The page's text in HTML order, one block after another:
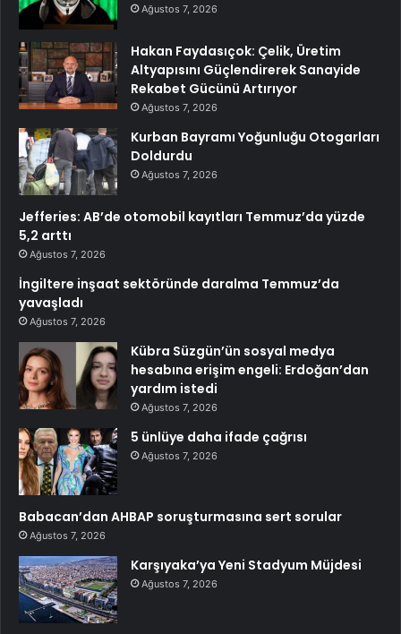
Ağustos 7, 2026
Hakan Faydasıçok: Çelik, Üretim
Altyapısını Güçlendirerek Sanayide
Rekabet Gücünü Artırıyor
Ağustos 7, 2026
Kurban Bayramı Yoğunluğu Otogarları
Doldurdu
Ağustos 7, 2026
Jefferies: AB’de otomobil kayıtları Temmuz’da yüzde
5,2 arttı
Ağustos 7, 2026
İngiltere inşaat sektöründe daralma Temmuz’da
yavaşladı
Ağustos 7, 2026
Kübra Süzgün’ün sosyal medya
hesabına erişim engeli: Erdoğan’dan
yardım istedi
Ağustos 7, 2026
5 ünlüye daha ifade çağrısı
Ağustos 7, 2026
Babacan’dan AHBAP soruşturmasına sert sorular
Ağustos 7, 2026
Karşıyaka’ya Yeni Stadyum Müjdesi
Ağustos 7, 2026